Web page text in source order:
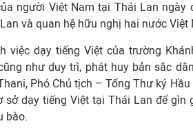
người Việt Nam tại Thái Lan
và quan hệ hữu nghị hai nước Việt
việc dạy tiếng Việt của trường
như duy trì, phát huy bản sắc
Phó Chủ tịch – Tổng Thư ký
sở dạy tiếng Việt tại Thái Lan để gìn
bào.